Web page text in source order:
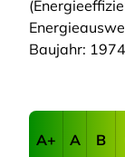
Baujahr: 1974
A+ A B